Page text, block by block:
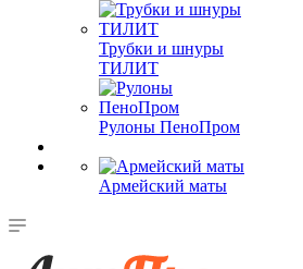
Трубки и шнуры
ТИЛИТ
Рулоны ПеноПром
Армейский маты